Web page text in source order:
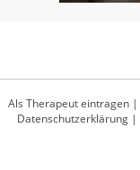
Als Therapeut eintragen |
Datenschutzerklärung|